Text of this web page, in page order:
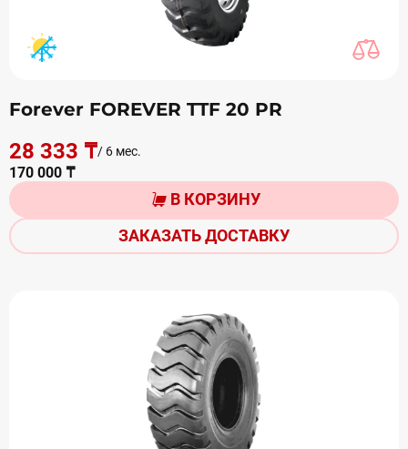
Forever FOREVER TTF 20 PR
28 333 ₸/ 6 мес.
170 000 ₸
В КОРЗИНУ
ЗАКАЗАТЬ ДОСТАВКУ